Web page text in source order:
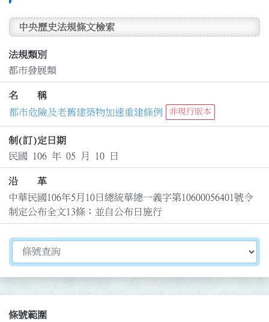
中央歷史法規條文檢索
法規類別
都市發展類
名 稱
都市危險及老舊建築物加速重建條例
非現行版本
制(訂)定日期
民國 106 年 05 月 10 日
沿 革
中華民國106年5月10日總統華總一義字第10600056401號令
制定公布全文13條；並自公布日施行
切換選擇法規資訊內容
條號範圍